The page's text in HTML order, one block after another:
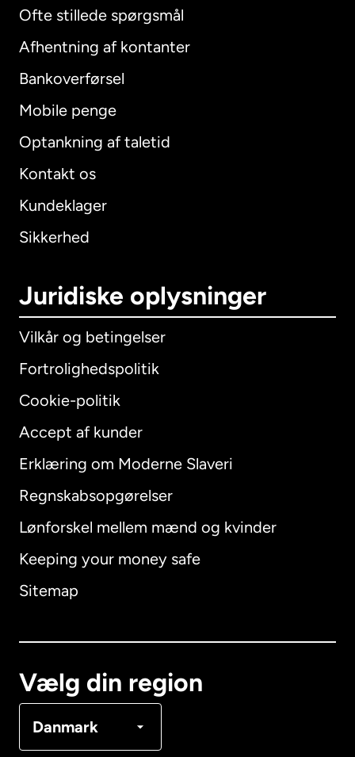
Ofte stillede spørgsmål
Afhentning af kontanter
Bankoverførsel
Mobile penge
Optankning af taletid
Kontakt os
Kundeklager
Sikkerhed
Juridiske oplysninger
Vilkår og betingelser
Fortrolighedspolitik
Cookie-politik
Accept af kunder
Erklæring om Moderne Slaveri
Regnskabsopgørelser
Lønforskel mellem mænd og kvinder
Keeping your money safe
Sitemap
Vælg din region
Danmark
International English
Australien